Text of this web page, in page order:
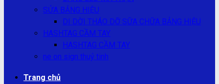
SỬA BẢNG HIỆU
DI DỜI THÁO DỠ SỮA CHỮA BẢNG HIỆU
HASHTAG CẦM TAY
HASHTAG CẦM TAY
ne on sign thuỷ tinh
Trang chủ